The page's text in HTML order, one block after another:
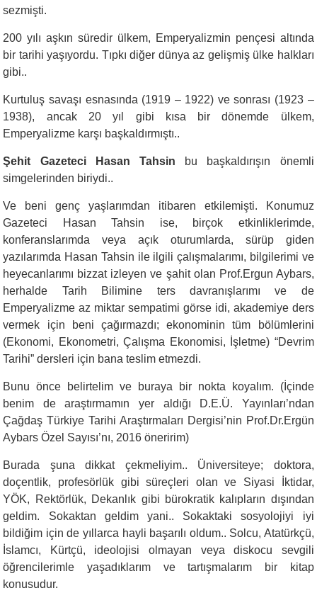
sezmişti.
200 yılı aşkın süredir ülkem, Emperyalizmin pençesi altında
bir tarihi yaşıyordu. Tıpkı diğer dünya az gelişmiş ülke halkları
gibi..
Kurtuluş savaşı esnasında (1919 – 1922) ve sonrası (1923 –
1938), ancak 20 yıl gibi kısa bir dönemde ülkem,
Emperyalizme karşı başkaldırmıştı..
Şehit Gazeteci Hasan Tahsin bu başkaldırışın önemli
simgelerinden biriydi..
Ve beni genç yaşlarımdan itibaren etkilemişti. Konumuz
Gazeteci Hasan Tahsin ise, birçok etkinliklerimde,
konferanslarımda veya açık oturumlarda, sürüp giden
yazılarımda Hasan Tahsin ile ilgili çalışmalarımı, bilgilerimi ve
heyecanlarımı bizzat izleyen ve şahit olan Prof.Ergun Aybars,
herhalde Tarih Bilimine ters davranışlarımı ve de
Emperyalizme az miktar sempatimi görse idi, akademiye ders
vermek için beni çağırmazdı; ekonominin tüm bölümlerini
(Ekonomi, Ekonometri, Çalışma Ekonomisi, İşletme) “Devrim
Tarihi” dersleri için bana teslim etmezdi.
Bunu önce belirtelim ve buraya bir nokta koyalım. (İçinde
benim de araştırmamın yer aldığı D.E.Ü. Yayınları’ndan
Çağdaş Türkiye Tarihi Araştırmaları Dergisi’nin Prof.Dr.Ergün
Aybars Özel Sayısı’nı, 2016 öneririm)
Burada şuna dikkat çekmeliyim.. Üniversiteye; doktora,
doçentlik, profesörlük gibi süreçleri olan ve Siyasi İktidar,
YÖK, Rektörlük, Dekanlık gibi bürokratik kalıpların dışından
geldim. Sokaktan geldim yani.. Sokaktaki sosyolojiyi iyi
bildiğim için de yıllarca hayli başarılı oldum.. Solcu, Atatürkçü,
İslamcı, Kürtçü, ideolojisi olmayan veya diskocu sevgili
öğrencilerimle yaşadıklarım ve tartışmalarım bir kitap
konusudur.